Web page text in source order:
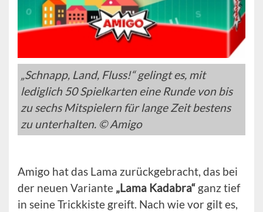
„Schnapp, Land, Fluss!“ gelingt es, mit
lediglich 50 Spielkarten eine Runde von bis
zu sechs Mitspielern für lange Zeit bestens
zu unterhalten. © Amigo
Amigo hat das Lama zurückgebracht, das bei
der neuen Variante „Lama Kadabra“ ganz tief
in seine Trickkiste greift. Nach wie vor gilt es,